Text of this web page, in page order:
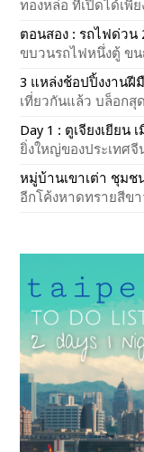
ทองหล่อ ที่เปิดได้เพีย
ตอนสอง : รถไฟด่วน
ขบวนรถไฟหนึ่งตู้ ข
3 แหล่งช้อปปิ้งงานฝี
เที่ยวกันแล้ว บล็อกสุ
Day 1 : ตูเจียงเยียน เ
ยิ่งใหญ่ของประเทศจี
หมู่บ้านเขาเต่า ชุมช
อีกโค้งหาดทรายสีขา